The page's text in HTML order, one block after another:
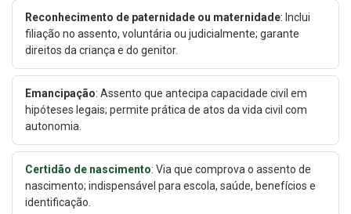
Reconhecimento de paternidade ou maternidade: Inclui
filiação no assento, voluntária ou judicialmente; garante
direitos da criança e do genitor.
Emancipação: Assento que antecipa capacidade civil em
hipóteses legais; permite prática de atos da vida civil com
autonomia.
Certidão de nascimento: Via que comprova o assento de
nascimento; indispensável para escola, saúde, benefícios e
identificação.